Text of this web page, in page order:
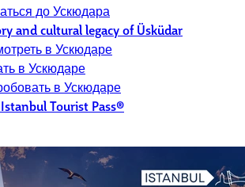
до Ускюдара
and cultural legacy of Üsküdar
в Ускюдаре
в Ускюдаре
в Ускюдаре
Tourist Pass®